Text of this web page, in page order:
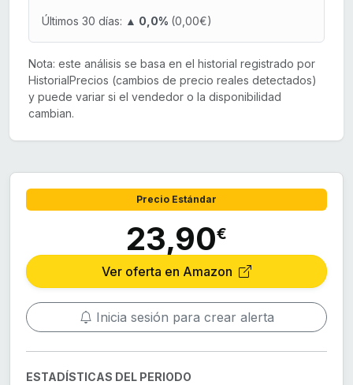
Últimos 30 días: ▲ 0,0% (0,00€)
Nota: este análisis se basa en el historial registrado por
HistorialPrecios (cambios de precio reales detectados)
y puede variar si el vendedor o la disponibilidad
cambian.
Precio Estándar
23,90€
Ver oferta en Amazon
Inicia sesión para crear alerta
ESTADÍSTICAS DEL PERIODO